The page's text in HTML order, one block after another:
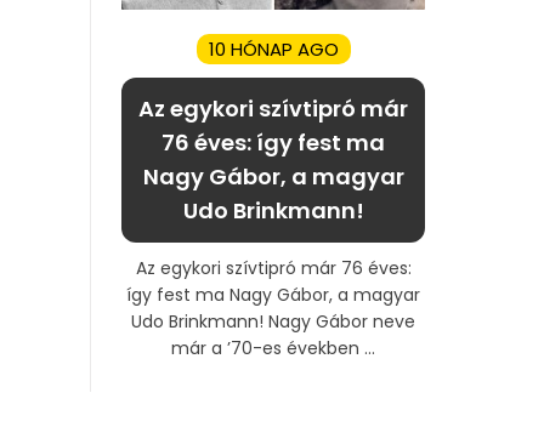
10 HÓNAP AGO
Az egykori szívtipró már
76 éves: így fest ma
Nagy Gábor, a magyar
Udo Brinkmann!
Az egykori szívtipró már 76 éves:
így fest ma Nagy Gábor, a magyar
Udo Brinkmann! Nagy Gábor neve
már a ’70-es években ...